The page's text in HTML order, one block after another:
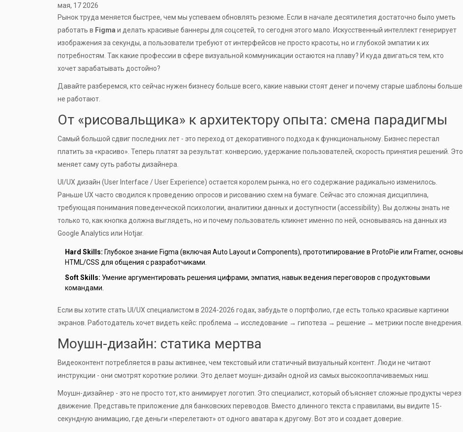
мая, 17 2026
Рынок труда меняется быстрее, чем мы успеваем обновлять резюме. Если в начале десятилетия достаточно было уметь
работать в Figma и делать красивые баннеры для соцсетей, то сегодня этого мало. Искусственный интеллект генерирует
изображения за секунды, а пользователи требуют от интерфейсов не просто красоты, но и глубокой эмпатии к их
потребностям. Так какие профессии в сфере визуальной коммуникации остаются на плаву? И куда двигаться тем, кто
хочет зарабатывать достойно?
Давайте разберемся, кто сейчас нужен бизнесу больше всего, какие навыки стоят денег и почему старые шаблоны больше
не работают.
От «рисовальщика» к архитектору опыта: смена парадигмы
Самый большой сдвиг последних лет - это переход от декоративного подхода к функциональному. Бизнес перестал
платить за «красиво». Теперь платят за результат: конверсию, удержание пользователей, скорость принятия решений. Это
меняет саму суть работы дизайнера.
UI/UX дизайн (User Interface / User Experience) остается королем рынка, но его содержание радикально изменилось.
Раньше UX часто сводился к проведению опросов и рисованию схем на бумаге. Сейчас это сложная дисциплина,
требующая понимания поведенческой психологии, аналитики данных и доступности (accessibility). Вы должны знать не
только то, как кнопка должна выглядеть, но и почему пользователь кликнет именно по ней, основываясь на данных из
Google Analytics или Hotjar.
Hard Skills: Глубокое знание Figma (включая Auto Layout и Components), прототипирование в ProtoPie или Framer, основы
HTML/CSS для общения с разработчиками.
Soft Skills: Умение аргументировать решения цифрами, эмпатия, навык ведения переговоров с продуктовыми
командами.
Если вы хотите стать UI/UX специалистом в 2024-2026 годах, забудьте о портфолио, где есть только красивые картинки
экранов. Работодатель хочет видеть кейс: проблема → исследование → гипотеза → решение → метрики после внедрения.
Моушн-дизайн: статика мертва
Видеоконтент потребляется в разы активнее, чем текстовый или статичный визуальный контент. Люди не читают
инструкции - они смотрят короткие ролики. Это делаетмоушн-дизайн одной из самых высокооплачиваемых ниш.
Моушн-дизайнер - это не просто тот, кто анимирует логотип. Это специалист, который объясняет сложные продукты через
движение. Представьте приложение для банковских переводов. Вместо длинного текста с правилами, вы видите 15-
секундную анимацию, где деньги «перелетают» от одного аватара к другому. Вот это и создает доверие.